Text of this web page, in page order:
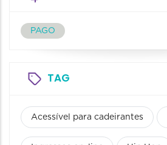
PAGO
TAG
Acessível para cadeirantes